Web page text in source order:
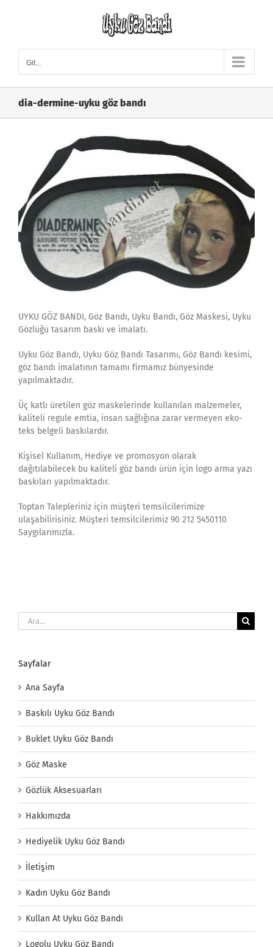
Git...
dia-dermine-uyku göz bandı
UYKU GÖZ BANDI, Göz Bandı, Uyku Bandı, Göz Maskesi, Uyku
Gözlüğü tasarım baskı ve imalatı.
Uyku Göz Bandı, Uyku Göz Bandı Tasarımı, Göz Bandı kesimi,
göz bandı imalatının tamamı firmamız bünyesinde
yapılmaktadır.
Üç katlı üretilen göz maskelerinde kullanılan malzemeler,
kaliteli regule emtia, insan sağlığına zarar vermeyen eko-
teks belgeli baskılardır.
Kişisel Kullanım, Hediye ve promosyon olarak
dağıtılabilecek bu kaliteli göz bandı ürün için logo arma yazı
baskıları yapılmaktadır.
Toptan Talepleriniz için müşteri temsilcilerimize
ulaşabilirisiniz. Müşteri temsilcilerimiz 90 212 5450110
Saygılarımızla.
Ara:
Sayfalar
Ana Sayfa
Baskılı Uyku Göz Bandı
Buklet Uyku Göz Bandı
Göz Maske
Gözlük Aksesuarları
Hakkımızda
Hediyelik Uyku Göz Bandı
İletişim
Kadın Uyku Göz Bandı
Kullan At Uyku Göz Bandı
Logolu Uyku Göz Bandı